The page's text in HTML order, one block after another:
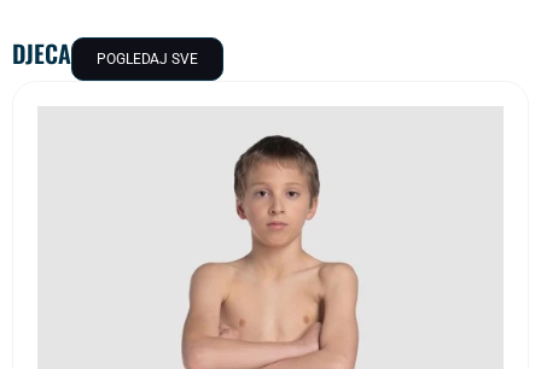
DJECA POGLEDAJ SVE